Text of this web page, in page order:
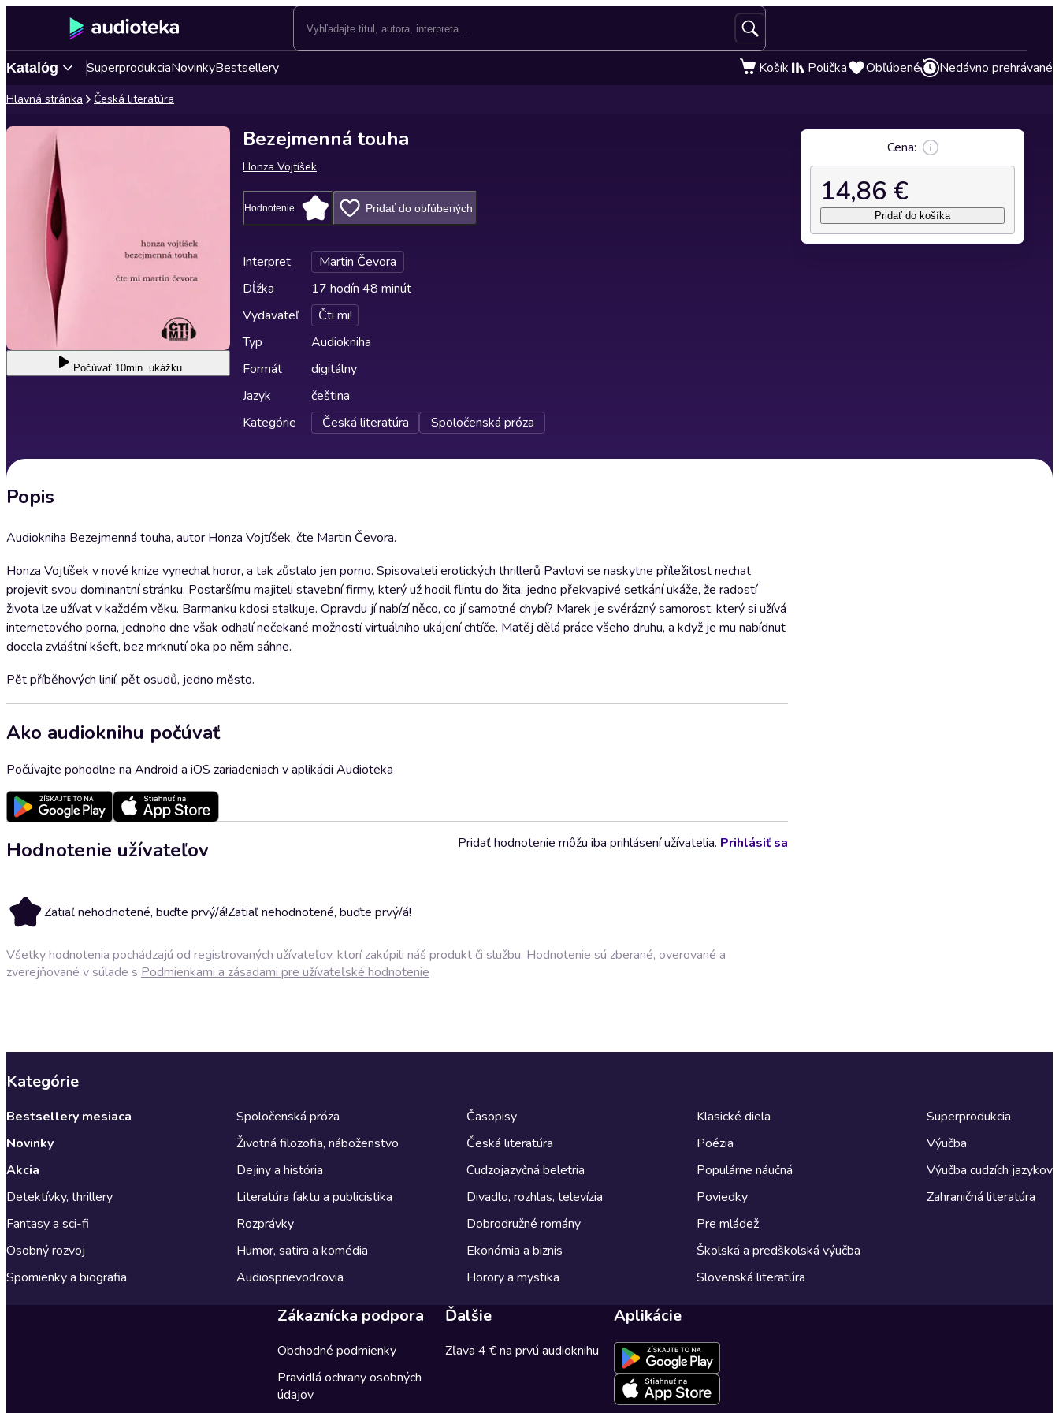
Katalóg SuperprodukciaNovinkyBestsellery Košík Polička Obľúbené Nedávno prehrávané
Hlavná stránka Česká literatúra
Počúvať 10min. ukážku
Bezejmenná touha
Honza Vojtíšek
Hodnotenie Pridať do obľúbených
Interpret
Martin Čevora
Dĺžka
17 hodín 48 minút
Vydavateľ
Čti mi!
Typ
Audiokniha
Formát
digitálny
Jazyk
čeština
Kategórie
Česká literatúra Spoločenská próza
Popis
Audiokniha Bezejmenná touha, autor Honza Vojtíšek, čte Martin Čevora.
Honza Vojtíšek v nové knize vynechal horor, a tak zůstalo jen porno. Spisovateli erotických thrillerů Pavlovi se naskytne příležitost nechat
projevit svou dominantní stránku. Postaršímu majiteli stavební firmy, který už hodil flintu do žita, jedno překvapivé setkání ukáže, že radostí
života lze užívat v každém věku. Barmanku kdosi stalkuje. Opravdu jí nabízí něco, co jí samotné chybí? Marek je svérázný samorost, který si užívá
internetového porna, jednoho dne však odhalí nečekané možností virtuálního ukájení chtíče. Matěj dělá práce všeho druhu, a když je mu nabídnut
docela zvláštní kšeft, bez mrknutí oka po něm sáhne.
Pět příběhových linií, pět osudů, jedno město.
Ako audioknihu počúvať
Počúvajte pohodlne na Android a iOS zariadeniach v aplikácii Audioteka
Hodnotenie užívateľov
Zatiaľ nehodnotené, buďte prvý/á!Zatiaľ nehodnotené, buďte prvý/á!
Pridať hodnotenie môžu iba prihlásení užívatelia. Prihlásiť sa
Všetky hodnotenia pochádzajú od registrovaných užívateľov, ktorí zakúpili náš produkt či službu. Hodnotenie sú zberané, overované a
zverejňované v súlade s Podmienkami a zásadami pre užívateľské hodnotenie
Cena:
14,86 €
Pridať do košíka
Kategórie
Bestsellery mesiaca
Novinky
Akcia
Detektívky, thrillery
Fantasy a sci-fi
Osobný rozvoj
Spomienky a biografia
Spoločenská próza
Životná filozofia, náboženstvo
Dejiny a história
Literatúra faktu a publicistika
Rozprávky
Humor, satira a komédia
Audiosprievodcovia
Časopisy
Česká literatúra
Cudzojazyčná beletria
Divadlo, rozhlas, televízia
Dobrodružné romány
Ekonómia a biznis
Horory a mystika
Klasické diela
Poézia
Populárne náučná
Poviedky
Pre mládež
Školská a predškolská výučba
Slovenská literatúra
Superprodukcia
Výučba
Výučba cudzích jazykov
Zahraničná literatúra
Zákaznícka podpora
Obchodné podmienky
Pravidlá ochrany osobných
údajov
Ďalšie
Zľava 4 € na prvú audioknihu
Aplikácie